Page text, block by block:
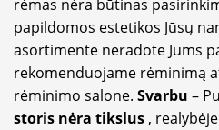
rėmas nėra būtinas
papildomos estetikos Jūsų
asortimente neradote Jums
rekomenduojame rėminimą
rėminimo salone. Svarbu –
storis nėra tikslus ,